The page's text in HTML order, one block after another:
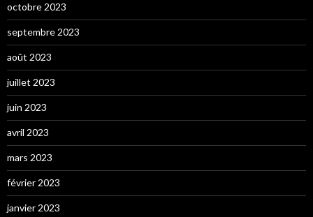
octobre 2023
septembre 2023
août 2023
juillet 2023
juin 2023
avril 2023
mars 2023
février 2023
janvier 2023